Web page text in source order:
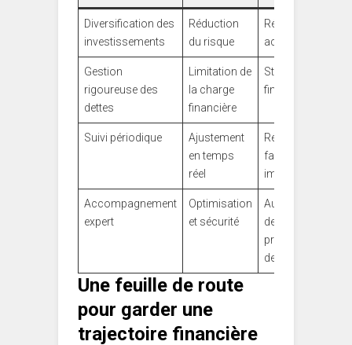
Diversification des
investissements
Réduction
du risque
Résilience
accrue
Gestion
rigoureuse des
dettes
Limitation de
la charge
financière
Stabilité
financière
Suivi périodique
Ajustement
en temps
réel
Réactivité
face aux
imprévus
Accompagnement
expert
Optimisation
et sécurité
Augmentation
des
probabilités
de succès
Une feuille de route
pour garder une
trajectoire financière